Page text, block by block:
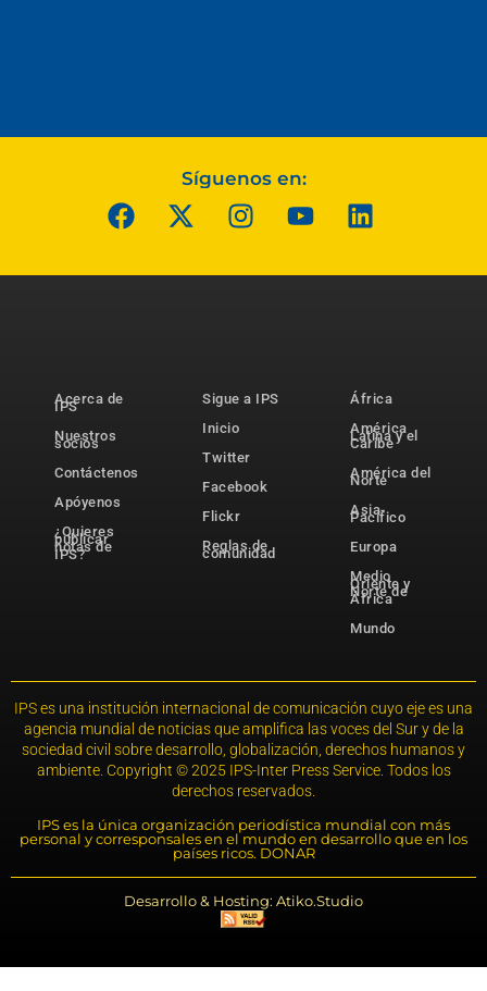
Síguenos en:
Acerca de
IPS
Nuestros
socios
Contáctenos
Apóyenos
¿Quieres
publicar
notas de
IPS?
Sigue a IPS
Inicio
Twitter
Facebook
Flickr
Reglas de
comunidad
África
América
Latina y el
Caribe
América del
Norte
Asia-
Pacífico
Europa
Medio
Oriente y
Norte de
África
Mundo
IPS es una institución internacional de comunicación cuyo eje es una
agencia mundial de noticias que amplifica las voces del Sur y de la
sociedad civil sobre desarrollo, globalización, derechos humanos y
ambiente. Copyright © 2025 IPS-Inter Press Service. Todos los
derechos reservados.
IPS es la única organización periodística mundial con más
personal y corresponsales en el mundo en desarrollo que en los
países ricos. DONAR
Desarrollo & Hosting: Atiko.Studio